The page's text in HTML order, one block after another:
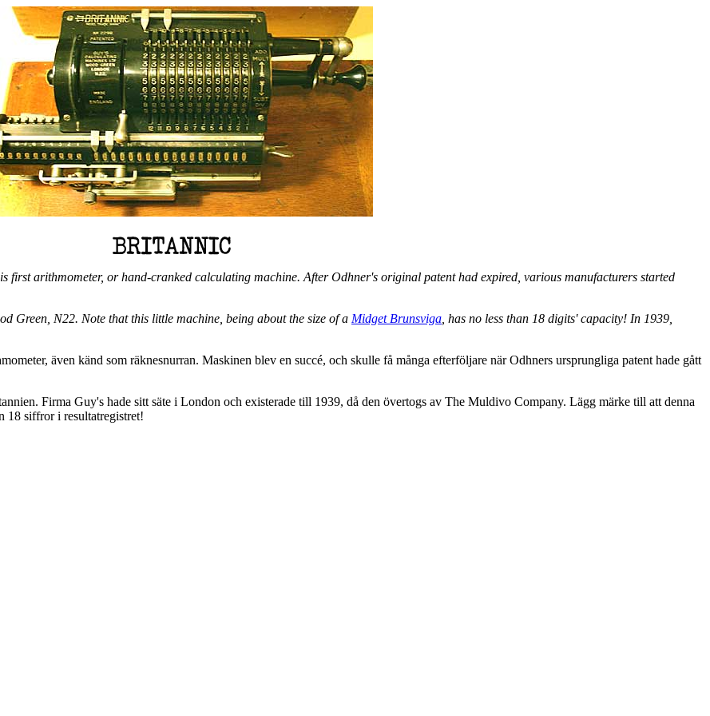
first arithmometer, or hand-cranked calculating machine. After Odhner's original patent had expired, various manufacturers started
Green, N22. Note that this little machine, being about the size of a Midget Brunsviga , has no less than 18 digits' capacity! In 1939,
även känd som räknesnurran. Maskinen blev en succé, och skulle få många efterföljare när Odhners ursprungliga patent hade gått
Firma Guy's hade sitt säte i London och existerade till 1939, då den övertogs av The Muldivo Company. Lägg märke till att denna
18 siffror i resultatregistret!